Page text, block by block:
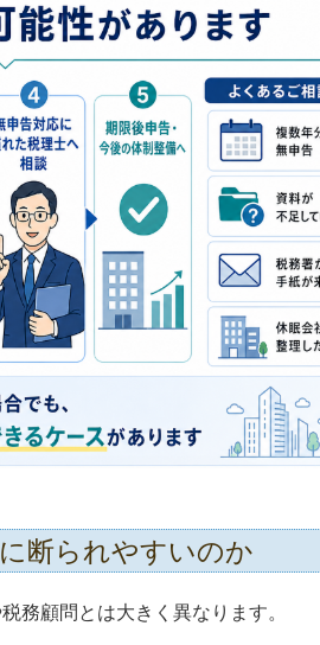
断られやすいのか
務顧問とは大きく異なります。